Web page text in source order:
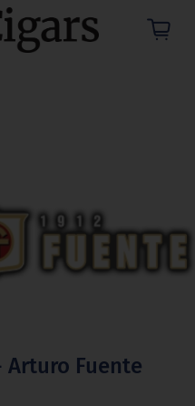
Arturo Fuente